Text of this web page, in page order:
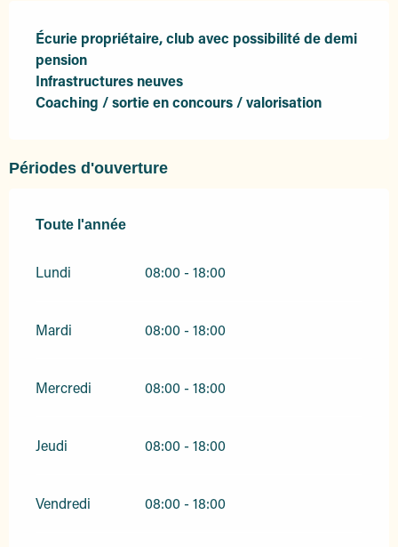
Écurie propriétaire, club avec possibilité de demi
pension
Infrastructures neuves
Coaching / sortie en concours / valorisation
Périodes d'ouverture
Toute l'année
Toute l'année
Lundi 08:00 - 18:00
Mardi 08:00 - 18:00
Mercredi 08:00 - 18:00
Jeudi 08:00 - 18:00
Vendredi 08:00 - 18:00